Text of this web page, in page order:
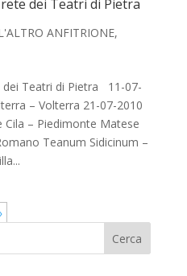
dei Teatri di Pietra
ANFITRIONE,
dei Teatri di Pietra 11-07-
– Volterra 21-07-2010
– Piedimonte Matese
Teanum Sidicinum –
Cerca